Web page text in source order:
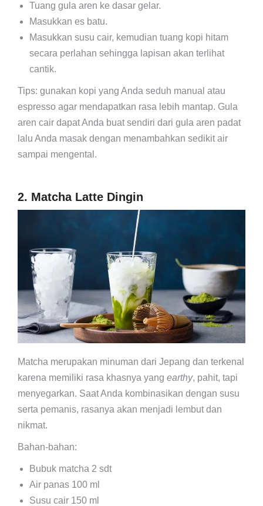
Tuang gula aren ke dasar gelar.
Masukkan es batu.
Masukkan susu cair, kemudian tuang kopi hitam
secara perlahan sehingga lapisan akan terlihat
cantik.
Tips: gunakan kopi yang Anda seduh manual atau
espresso agar mendapatkan rasa lebih mantap. Gula
aren cair dapat Anda buat sendiri dari gula aren padat
lalu Anda masak dengan menambahkan sedikit air
sampai mengental.
2. Matcha Latte Dingin
Matcha merupakan minuman dari Jepang dan terkenal
karena memiliki rasa khasnya yang earthy, pahit, tapi
menyegarkan. Saat Anda kombinasikan dengan susu
serta pemanis, rasanya akan menjadi lembut dan
nikmat.
Bahan-bahan:
Bubuk matcha 2 sdt
Air panas 100 ml
Susu cair 150 ml